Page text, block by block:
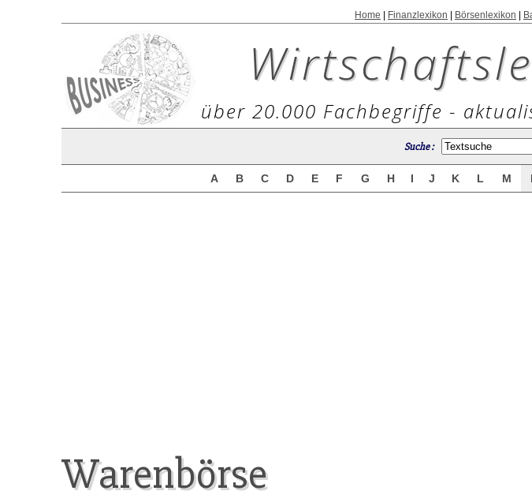
Home Finanzlexikon Börsenlexikon
über 20.000 Fachbegriffe -
Suche :
A B C D E F G H I J K L M
Warenbörse